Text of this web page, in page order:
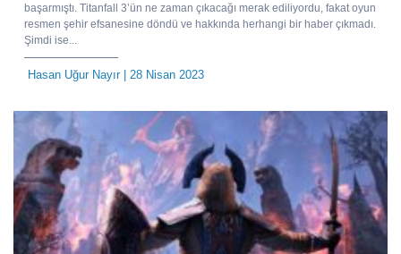
başarmıştı. Titanfall 3’ün ne zaman çıkacağı merak ediliyordu, fakat oyun
resmen şehir efsanesine döndü ve hakkında herhangi bir haber çıkmadı.
Şimdi ise...
Hasan Uğur Nayır| 28 Nisan 2023